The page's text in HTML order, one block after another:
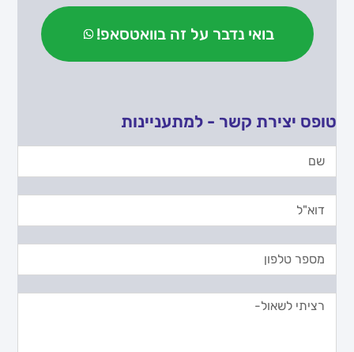
בואי נדבר על זה בוואטסאפ!
טופס יצירת קשר - למתעניינות